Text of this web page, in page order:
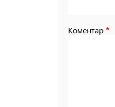
Коментар